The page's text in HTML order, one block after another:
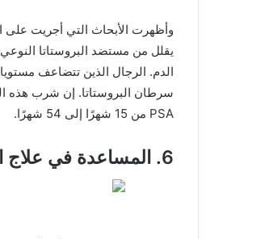
سرطان البروستاتا. إن شرب هذه
PSA من 15 شهرًا إلى 54 شهرًا.
6. المساعدة في علاج السرطان